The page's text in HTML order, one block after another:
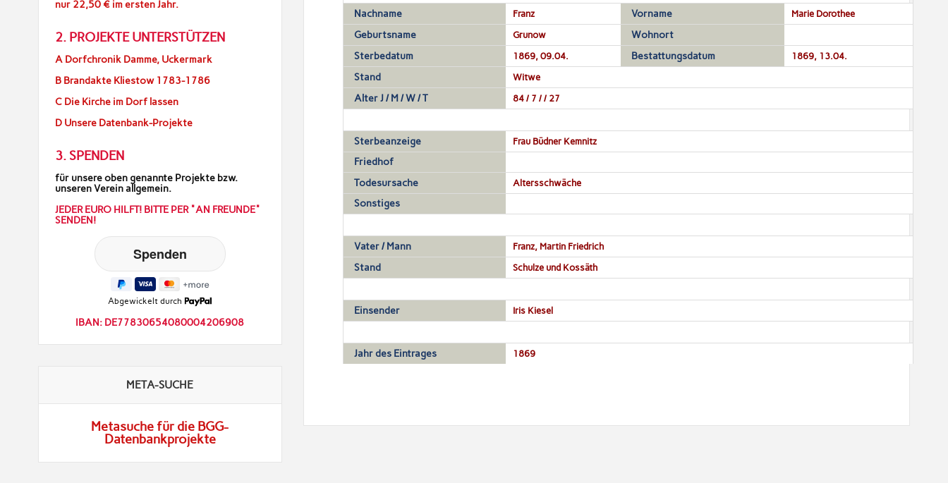
Nachname Franz Vorname Marie Dorothee
Geburtsname Grunow
Wohnort
Sterbedatum
1869, 09.04. Bestattungsdatum 1869, 13.04.
Stand Witwe
Alter J / M / W / T 84 / 7 / / 27
Sterbeanzeige Frau Büdner Kemnitz
Friedhof
Todesursache
Altersschwäche
Sonstiges
Vater / Mann Franz, Martin Friedrich
Stand Schulze und Kossäth
Einsender Iris Kiesel
Jahr des Eintrages 1869
nur 22,50 € im ersten Jahr.
2. PROJEKTE UNTERSTÜTZEN
A Dorfchronik Damme, Uckermark
B Brandakte Kliestow 1783-1786
C Die Kirche im Dorf lassen
D Unsere Datenbank-Projekte
3. SPENDEN
für unsere oben genannte Projekte bzw.
unseren Verein allgemein.
JEDER EURO HILFT! BITTE PER "AN FREUNDE"
SENDEN!
Abgewickelt durch
IBAN: DE77830654080004206908
META-SUCHE
Metasuche für die BGG-
Datenbankprojekte